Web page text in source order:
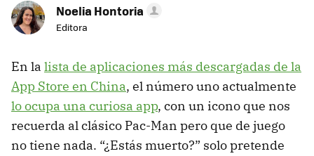
Noelia Hontoria
Editora
En la lista de aplicaciones más descargadas de la
App Store en China, el número uno actualmente
lo ocupa una curiosa app, con un icono que nos
recuerda al clásico Pac-Man pero que de juego
no tiene nada. “¿Estás muerto?” solo pretende